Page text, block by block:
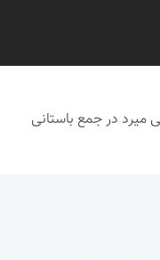
میرد در جمع باستانی